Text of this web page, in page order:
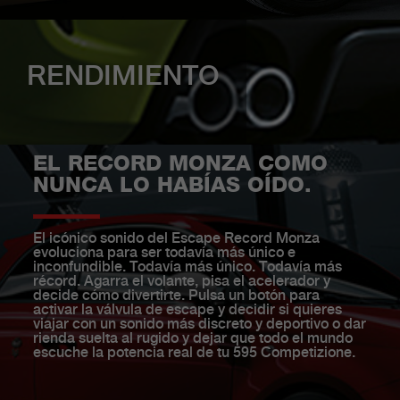
Tipo de motor, cilindrada,
cilindros, válvulas
T-JET, 1368 cm³, 4 cilindros en
línea, 4 válvulas por cilindro
Potencia máxima
180 CV (132 kW) a 5500 g/m
Par máximo
Suspensión
Suspensión delantera: Mac-
Pherson con barra antivuelco
Trasera: barra de torsión y
barra antivuelco
Chasis
Suspensión deportiva de altura
reducida
RENDIMIENTO
RENDIMIENTO
Velocidad máxima
225 km/h
Aceleración 0-100 km/h
EL RECORD MONZA COMO
NUNCA LO HABÍAS OÍDO.
El icónico sonido del Escape Record Monza
evoluciona para ser todavía más único e
inconfundible. Todavía más único. Todavía más
récord. Agarra el volante, pisa el acelerador y
decide cómo divertirte. Pulsa un botón para
activar la válvula de escape y decidir si quieres
viajar con un sonido más discreto y deportivo o dar
rienda suelta al rugido y dejar que todo el mundo
escuche la potencia real de tu 595 Competizione.